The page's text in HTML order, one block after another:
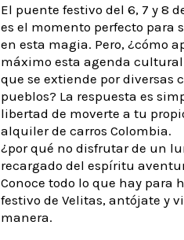
El puente festivo del 6, 7 y 8
es el momento perfecto para
en esta magia. Pero, ¿cómo
máximo esta agenda cultural
que se extiende por diversas
pueblos? La respuesta es
libertad de moverte a tu
alquiler de carros Colombia.
¿por qué no disfrutar de un
recargado del espíritu
Conoce todo lo que hay para
festivo de Velitas, antójate y
manera.